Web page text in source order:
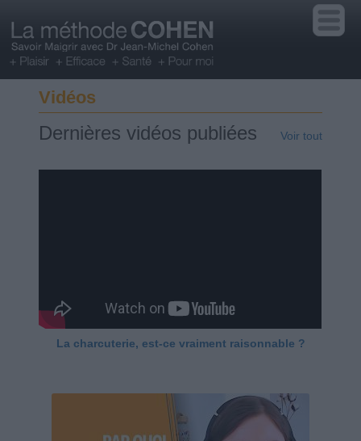
Vidéos
Dernières vidéos publiées Voir tout
La charcuterie, est-ce vraiment raisonnable ?